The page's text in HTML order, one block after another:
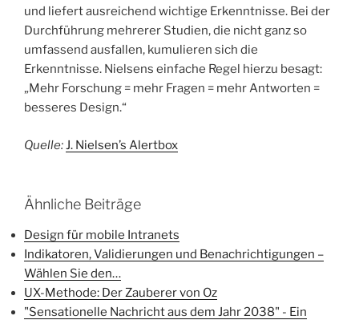
und liefert ausreichend wichtige Erkenntnisse. Bei der
Durchführung mehrerer Studien, die nicht ganz so
umfassend ausfallen, kumulieren sich die
Erkenntnisse. Nielsens einfache Regel hierzu besagt:
„Mehr Forschung = mehr Fragen = mehr Antworten =
besseres Design.“
Quelle:J. Nielsen’s Alertbox
Ähnliche Beiträge
Design für mobile Intranets
Indikatoren, Validierungen und Benachrichtigungen –
Wählen Sie den…
UX-Methode: Der Zauberer von Oz
"Sensationelle Nachricht aus dem Jahr 2038" - Ein